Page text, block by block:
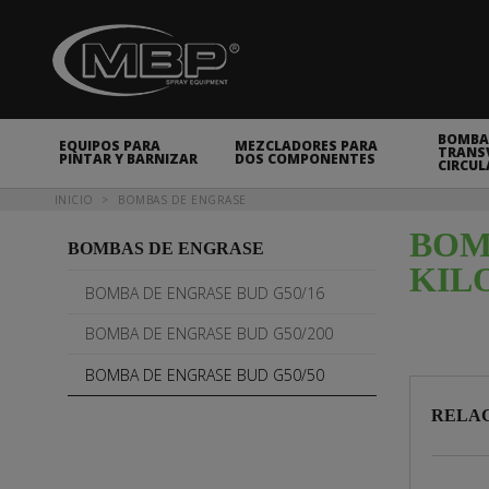
EQUIPOS PARA
PINTAR Y BARNIZAR
MEZCLADORES PARA
DOS COMPONENTES
Usted está aquí
INICIO BOMBAS DE ENGRASE
BOMBAS DE ENGRASE
BOMBA DE ENGRASE BUD G50/16
BOMBA DE ENGRASE BUD G50/200
BOMBA DE ENGRASE BUD G50/50